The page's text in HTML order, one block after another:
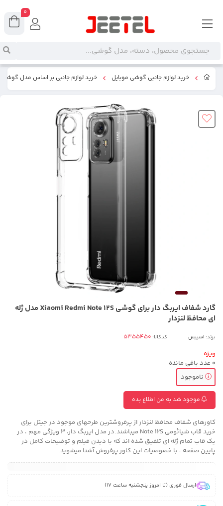
خرید لوازم جانبی گوشی موبایل خرید لوازم جانبی بر اساس مدل گوشی
گارد شفاف ایربگ دار برای گوشی Xiaomi Redmi Note 12S مدل ژله
ای محافظ لنزدار
برند: اسپیس کدکالا:
ویژه
0 عدد باقی مانده
ناموجود
موجود شد به من اطلاع بده
کاورهای شفاف محافظ لنزدار از پرفروشترین طرحهای موجود در جیتل برای
خرید قاب شیائومی Note 12S میباشند.در مدل ایربگ دار، 3 ویژگی مهم ، در
یک قاب تمام ژله ای تلفیق شده اند که با دیدن فیلم و توضیحات کامل در
پایین صفحه ، با خصوصیات این کاور پرفروش آشنا میشوید.
ارسال فوری (تا امروز پنجشنبه ساعت 17)
0